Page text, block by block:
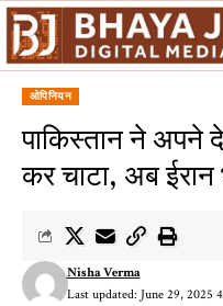
ओपिनियन
पाकिस्तान ने
कर चाटा, अब
Last updated: June 29, 2025
Nisha Verma